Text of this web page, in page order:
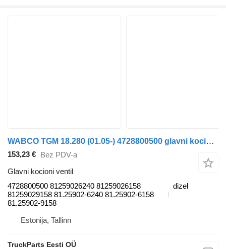
WABCO TGM 18.280 (01.05-) 4728800500 glavni kocioni ventil za MAN TGL, TGM, TGS, TGX (2005-2021) tegljača
153,23 € Bez PDV-a
Glavni kocioni ventil
4728800500 81259026240 81259026158
81259029158 81.25902-6240 81.25902-6158
81.25902-9158
dizel
Estonija, Tallinn
TruckParts Eesti OÜ